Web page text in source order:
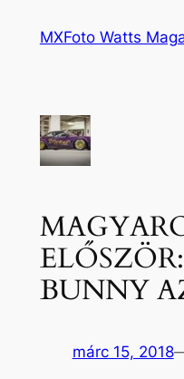
MXFoto Watts
BUNNY
márc 15, 2018